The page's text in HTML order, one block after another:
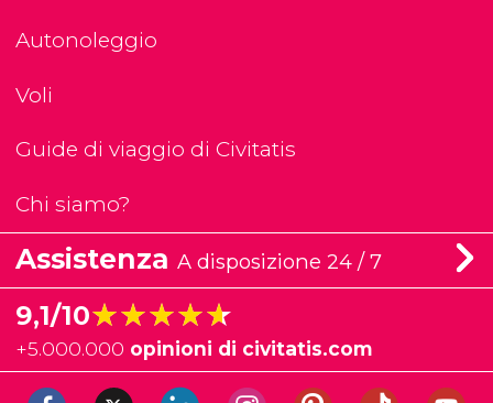
Autonoleggio
Voli
Guide di viaggio di Civitatis
Chi siamo?
Assistenza A disposizione 24 / 7
9,1/10★★★★★
★★★★★
+5.000.000 opinioni di civitatis.com